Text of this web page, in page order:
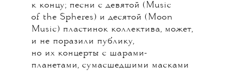
к концу; песни с девятой (Music
of the Spheres) и десятой (Moon
Music) пластинок коллектива, может,
и не поразили публику,
но их концерты с шарами-
планетами, сумасшедшими масками